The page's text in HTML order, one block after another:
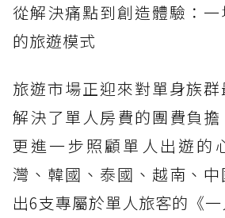
從解決痛點到創造體驗：
的旅遊模式
旅遊市場正迎來對單身族群
解決了單人房費的團費負擔
更進一步照顧單人出遊的
灣、韓國、泰國、越南、
出6支專屬於單人旅客的《一